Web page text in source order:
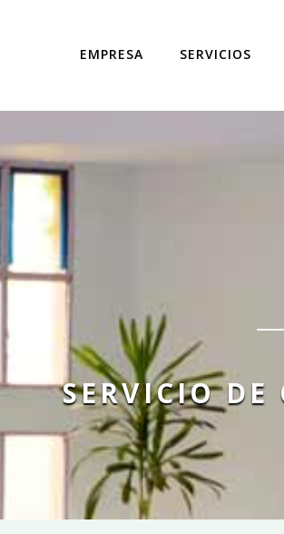
EMPRESA SERVICIOS
SERVICIO DE